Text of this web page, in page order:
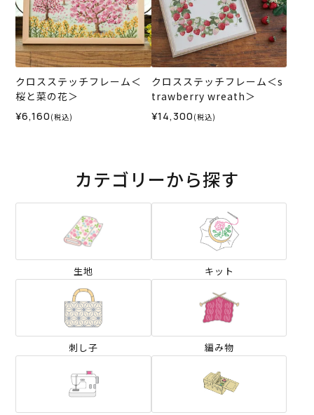
クロスステッチフレーム＜
桜と菜の花＞
¥6,160 (税込)
クロスステッチフレーム＜s
trawberry wreath＞
¥14,300 (税込)
カテゴリーから探す
生地 キット
刺し子 編み物